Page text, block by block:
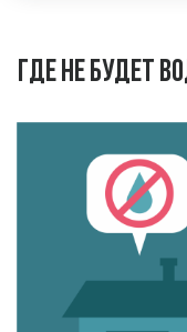
Где не будет